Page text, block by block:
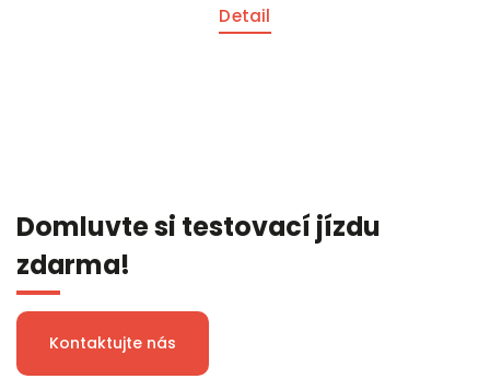
Detail
Domluvte si testovací jízdu
zdarma!
Kontaktujte nás